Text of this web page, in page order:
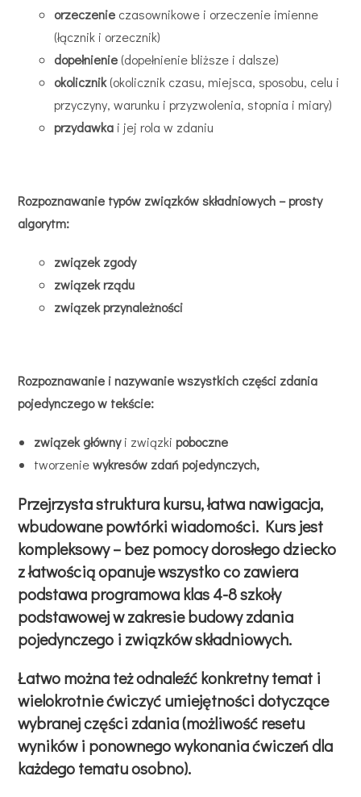
orzeczenie czasownikowe i orzeczenie imienne
(łącznik i orzecznik)
dopełnienie(dopełnienie bliższe i dalsze)
okolicznik(okolicznik czasu, miejsca, sposobu, celu i
przyczyny, warunku i przyzwolenia, stopnia i miary)
przydawka i jej rola w zdaniu
Rozpoznawanie typów związków składniowych – prosty
algorytm:
związek zgody
związek rządu
związek przynależności
Rozpoznawanie i nazywanie wszystkich części zdania
pojedynczego w tekście:
związek głównyi związkipoboczne
tworzeniewykresów zdań pojedynczych,
Przejrzysta struktura kursu, łatwa nawigacja,
wbudowane powtórki wiadomości. Kurs jest
kompleksowy – bez pomocy dorosłego dziecko
z łatwością opanuje wszystko co zawiera
podstawa programowa klas 4-8 szkoły
podstawowej w zakresie budowy zdania
pojedynczego i związków składniowych.
Łatwo można też odnaleźć konkretny temat i
wielokrotnie ćwiczyć umiejętności dotyczące
wybranej części zdania (możliwość resetu
wyników i ponownego wykonania ćwiczeń dla
każdego tematu osobno).